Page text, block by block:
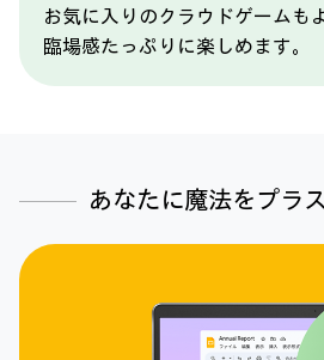
お気に入りのクラウドゲームも
臨場感たっぷりに楽しめます。
あなたに魔法をプラ